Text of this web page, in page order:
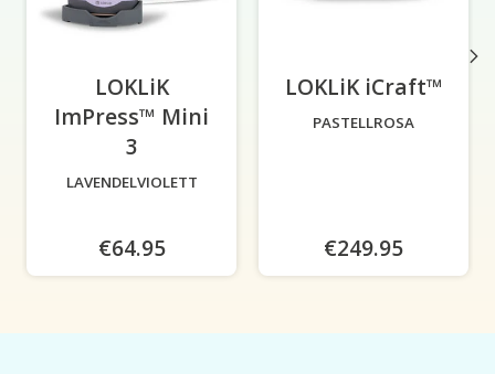
LOKLiK
ImPress™ Mini
3
LAVENDELVIOLETT
€64.95
LOKLiK iCraft™
PASTELLROSA
€249.95